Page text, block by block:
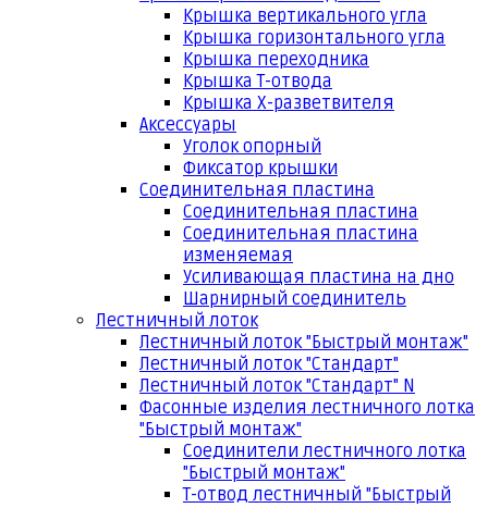
Крышка вертикального угла
Крышка горизонтального угла
Крышка переходника
Крышка Т-отвода
Крышка Х-разветвителя
Аксессуары
Уголок опорный
Фиксатор крышки
Соединительная пластина
Соединительная пластина
Соединительная пластина
изменяемая
Усиливающая пластина на дно
Шарнирный соединитель
Лестничный лоток
Лестничный лоток "Быстрый монтаж"
Лестничный лоток "Стандарт"
Лестничный лоток "Стандарт" N
Фасонные изделия лестничного лотка
"Быстрый монтаж"
Соединители лестничного лотка
"Быстрый монтаж"
Т-отвод лестничный "Быстрый